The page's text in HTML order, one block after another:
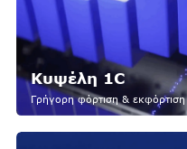
Κυψέλη 1C
Γρήγορη φόρτιση & εκφόρτιση